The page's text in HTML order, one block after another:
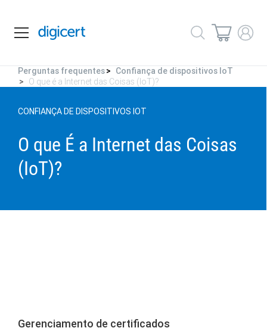
Perguntas frequentes
Confiança de dispositivos IoT
O que é a Internet das Coisas (IoT)?
CONFIANÇA DE DISPOSITIVOS IOT
O que É a Internet das Coisas
(IoT)?
Gerenciamento de certificados